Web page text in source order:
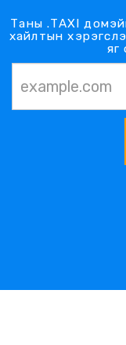
Таны .TAXI
хайлтын
яг